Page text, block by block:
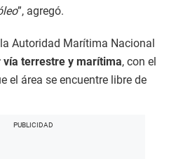
”, agregó.
Autoridad Marítima Nacional
terrestre y marítima, con el
el área se encuentre libre de